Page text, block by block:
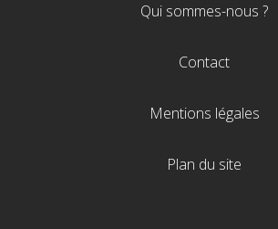
Qui sommes-nous ?
Contact
Mentions légales
Plan du site